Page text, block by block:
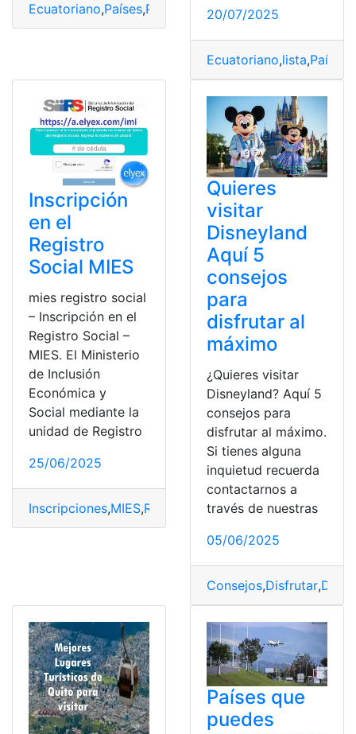
Ecuatoriano,Países,Pasaporte ,puedes,Visitar
20/07/2025
Ecuatoriano,lista,Países
Inscripción
en el
Registro
Social MIES
mies registro social
– Inscripción en el
Registro Social –
MIES. El Ministerio
de Inclusión
Económica y
Social mediante la
unidad de Registro
25/06/2025
Inscripciones,MIES,Registro Social,Visitar
Quieres
visitar
Disneyland
Aquí 5
consejos
para
disfrutar al
máximo
¿Quieres visitar
Disneyland? Aquí 5
consejos para
disfrutar al máximo.
Si tienes alguna
inquietud recuerda
contactarnos a
través de nuestras
05/06/2025
Consejos,Disfrutar,
Países que
puedes